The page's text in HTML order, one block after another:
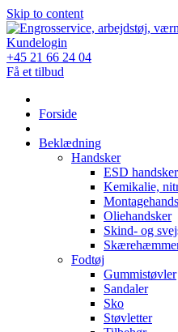
Skip to content
Kundelogin
+45 21 66 24 04
Få et tilbud
Forside
Beklædning
Handsker
ESD handsker
Kemikalie,
Oliehandsker
Skind- og
Fodtøj
Gummistøvler
Sandaler
Sko
Støvletter